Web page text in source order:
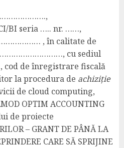
BI seria ….. nr. ……,
, în calitate de
cu sediul
de înregistrare fiscală
la procedura de achiziție
de cloud computing,
OPTIM ACCOUNTING
de proiecte
– GRANT DE PÂNĂ LA
CARE SĂ SPRIJINE